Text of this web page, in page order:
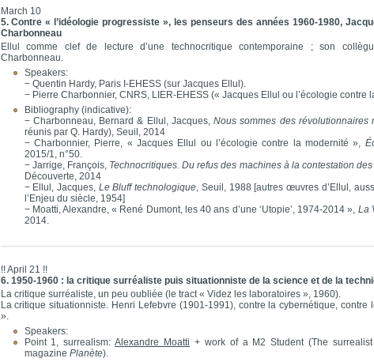
March 10
5. Contre « l’idéologie progressiste », les penseurs des années 1960-1980,
Charbonneau
Ellul comme clef de lecture d’une technocritique contemporaine ; son
Charbonneau.
Speakers:
− Quentin Hardy, Paris I-EHESS (sur Jacques Ellul).
− Pierre Charbonnier, CNRS, LIER-EHESS (« Jacques Ellul ou l’écologie contre
Bibliography (indicative):
− Charbonneau, Bernard & Ellul, Jacques, Nous sommes des révolutionnaires
réunis par Q. Hardy), Seuil, 2014
− Charbonnier, Pierre, « Jacques Ellul ou l’écologie contre la modernité »,
2015/1, n°50.
− Jarrige, François, Technocritiques. Du refus des machines à la contestation
Découverte, 2014
− Ellul, Jacques, Le Bluff technologique, Seuil, 1988 [autres œuvres d’Ellul,
l’Enjeu du siècle, 1954]
− Moatti, Alexandre, « René Dumont, les 40 ans d’une ‘Utopie’, 1974-2014 », La
2014.
!! April 21 !!
6. 1950-1960 : la critique surréaliste puis situationniste de la science et de la
La critique surréaliste, un peu oubliée (le tract « Videz les laboratoires », 1960).
La critique situationniste. Henri Lefebvre (1901-1991), contre la cybernétique, contre
».
Speakers:
Point 1, surrealism:Alexandre Moatti + work of a M2 Student (The
magazine Planète).